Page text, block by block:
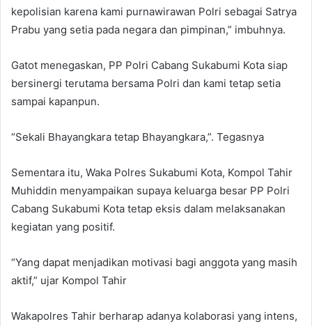
kepolisian karena kami purnawirawan Polri sebagai Satrya
Prabu yang setia pada negara dan pimpinan,” imbuhnya.
Gatot menegaskan, PP Polri Cabang Sukabumi Kota siap
bersinergi terutama bersama Polri dan kami tetap setia
sampai kapanpun.
“Sekali Bhayangkara tetap Bhayangkara,”. Tegasnya
Sementara itu, Waka Polres Sukabumi Kota, Kompol Tahir
Muhiddin menyampaikan supaya keluarga besar PP Polri
Cabang Sukabumi Kota tetap eksis dalam melaksanakan
kegiatan yang positif.
“Yang dapat menjadikan motivasi bagi anggota yang masih
aktif,” ujar Kompol Tahir
Wakapolres Tahir berharap adanya kolaborasi yang intens,